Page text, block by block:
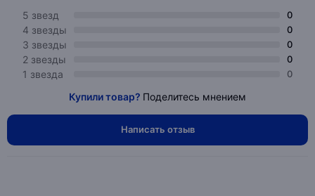
5 звезд
0
4 звезды 0
3 звезды 0
2 звезды 0
1 звезда 0
Купили товар? Поделитесь мнением
Написать отзыв